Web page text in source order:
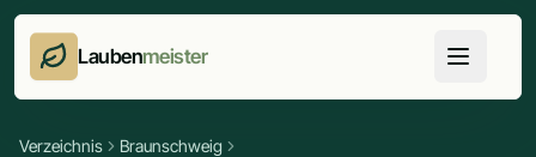
Laubenmeister
Verzeichnis
Braunschweig